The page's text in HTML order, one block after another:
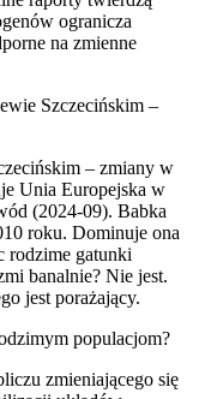
ogranicza
na zmienne
Szczecińskim –
– zmiany w
Unia Europejska w
(2024-09). Babka
roku. Dominuje ona
rodzime gatunki
banalnie? Nie jest.
jest porażający.
populacjom?
zmieniającego się